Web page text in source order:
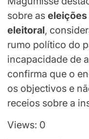
sobre as
eleitoral,
rumo político do
incapacidade de
confirma que o
os objectivos e
receios sobre a
Views: 0